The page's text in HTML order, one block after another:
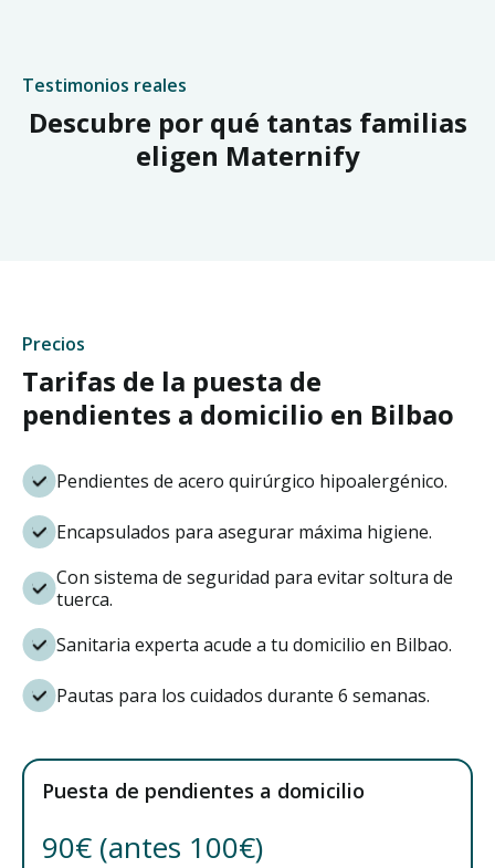
Testimonios reales
Descubre por qué tantas familias
eligen Maternify
Precios
Tarifas de la puesta de
pendientes a domicilio en Bilbao
Pendientes de acero quirúrgico hipoalergénico.
Encapsulados para asegurar máxima higiene.
Con sistema de seguridad para evitar soltura de
tuerca.
Sanitaria experta acude a tu domicilio en Bilbao.
Pautas para los cuidados durante 6 semanas.
Puesta de pendientes a domicilio
90€ (antes 100€)